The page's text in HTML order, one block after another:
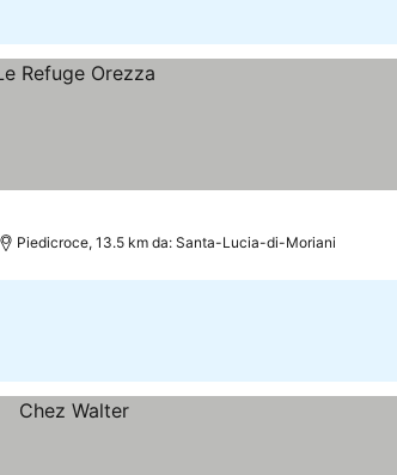
Piedicroce, 13.5 km da: Santa-Lucia-di-Moriani